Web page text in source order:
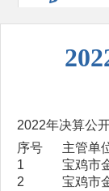
2022年决算公
序号
主管单
1
宝鸡市
2
宝鸡市